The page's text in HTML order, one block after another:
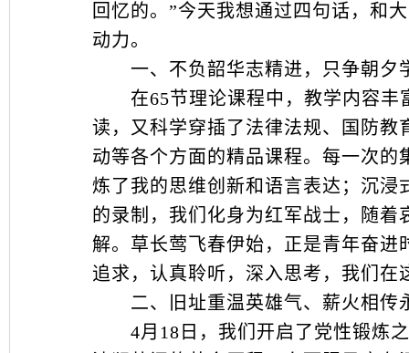
回忆的。”今天我想通过四句话，和
动力。
一、不负韶华志精进，只争朝夕
在65节理论课程中，教学内容丰
读，又科学穿插了法律法规、国防教
动等各个方面的精品课程。每一次
炼了我的思维创新和语言表达；沉
的录制，我们化身为红军战士，随
解。草长莺飞春伊始，正是青年奋
追求，认真聆听，深入思考，我们
二、旧址重温英雄气、薪火相传
4月18日，我们开启了党性锻炼之